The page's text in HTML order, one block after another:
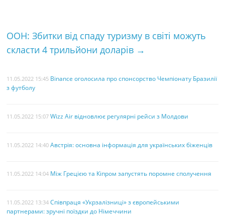
t
ООН: Збитки від спаду туризму в світі можуть
скласти 4 трильйони доларів →
11.05.2022 15:45 Binance оголосила про спонсорство Чемпіонату Бразилії
з футболу
11.05.2022 15:07 Wizz Air відновлює регулярні рейси з Молдови
11.05.2022 14:40 Австрія: основна інформація для українських біженців
11.05.2022 14:04 Між Грецією та Кіпром запустять поромне сполучення
11.05.2022 13:34 Співпраця «Укрзалізниці» з європейськими
партнерами: зручні поїздки до Німеччини